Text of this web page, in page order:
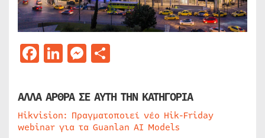
Facebook
LinkedIn
Messenger
ΑΛΛΑ ΑΡΘΡΑ ΣΕ ΑΥΤΗ ΤΗΝ ΚΑΤΗΓΟΡΙΑ
Hikvision: Πραγματοποιεί νέο Hik-Friday
webinar για τα Guanlan AI Models